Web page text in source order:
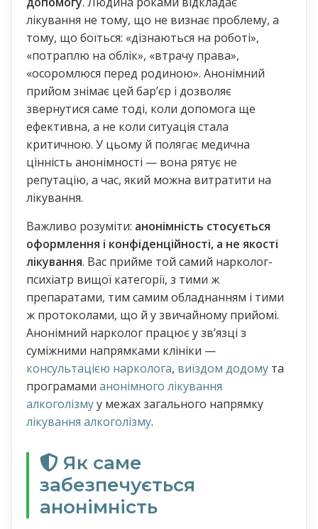
лікування не тому, що не визнає проблему, а
тому, що боїться: «дізнаються на роботі»,
«потраплю на облік», «втрачу права»,
«осоромлюся перед родиною». Анонімний
прийом знімає цей барʼєр і дозволяє
звернутися саме тоді, коли допомога ще
ефективна, а не коли ситуація стала
критичною. У цьому й полягає медична
цінність анонімності — вона рятує не
репутацію, а час, який можна витратити на
лікування.
Важливо розуміти: анонімність стосується
оформлення і конфіденційності, а не якості
лікування. Вас прийме той самий нарколог-
психіатр вищої категорії, з тими ж
препаратами, тим самим обладнанням і тими
ж протоколами, що й у звичайному прийомі.
Анонімний нарколог працює у звʼязці з
суміжними напрямками клініки —
консультацією нарколога, виїздом додому та
програмами анонімного лікування
алкоголізмуу межах загального напрямку
лікування алкоголізму.
Як саме
забезпечується
анонімність